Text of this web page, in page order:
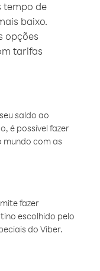
tempo de
baixo.
opções
tarifas
saldo ao
é possível fazer
mundo com as
fazer
escolhido pelo
do Viber.